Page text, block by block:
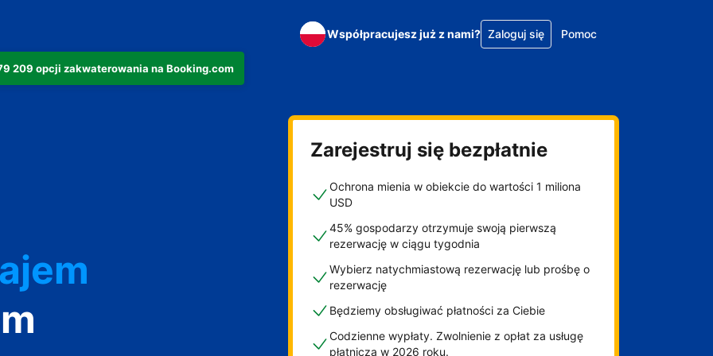
209 opcji zakwaterowania na Booking.com
Współpracujesz już z nami? Zaloguj się Pomoc
Zarejestruj się bezpłatnie
Ochrona mienia w obiekcie do wartości 1 miliona
USD
45% gospodarzy otrzymuje swoją pierwszą
rezerwację w ciągu tygodnia
Wybierz natychmiastową rezerwację lub prośbę o
rezerwację
Będziemy obsługiwać płatności za Ciebie
Codzienne wypłaty. Zwolnienie z opłat za usługę
płatniczą w 2026 roku.